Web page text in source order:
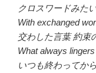
クロスワードみた
With exchanged
交わした言葉 約束
What always lingers
いつも終わってか